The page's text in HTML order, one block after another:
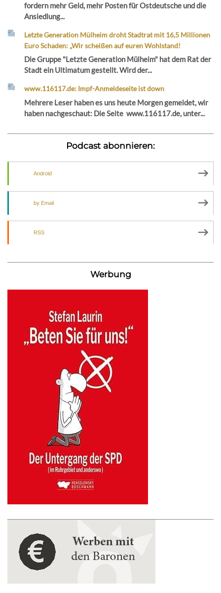
fordern mehr Geld, mehr Posten für Ostdeutsche und die
Ansiedlung...
Letzte Generation Mülheim droht Stadtrat mit 16,5 Millionen
Euro Schaden: „Wir scheißen auf euren Wohlstand!
Die Gruppe "Letzte Generation Mülheim" hat dem Rat der
Stadt ein Ultimatum gestellt. Wird der...
www.116117.de: Impf-Anmeldeseite ist down
Mehrere Leser haben es uns heute Morgen gemeldet, wir
haben nachgeschaut: Die Seite www.116117.de, unter...
Podcast abonnieren:
Android
by Email
RSS
Werbung